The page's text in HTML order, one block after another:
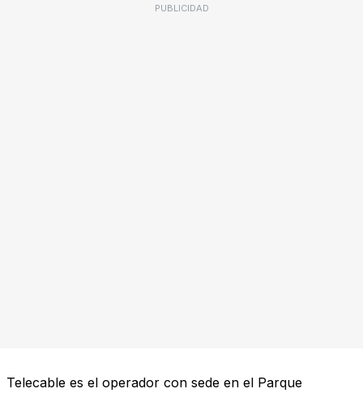
PUBLICIDAD
Telecable es el operador con sede en el Parque